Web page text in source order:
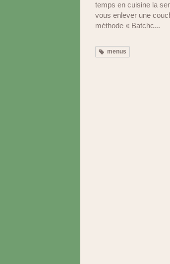
temps en cuisine la
vous enlever une
méthode « Batchc...
menus